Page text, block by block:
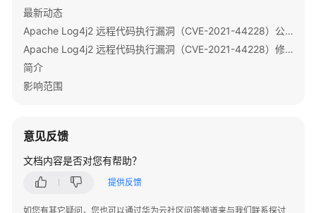
使
用
使
用
使
Iceberg（MRS
3.6.0.1
最新动态
Apache Log4j2 远程代码执行漏洞（CVE-2021-44228）公告
Apache Log4j2 远程代码执行漏洞（CVE-2021-44228）修复指导
简介
影响范围
意见反馈
文档内容是否对您有帮助？
提供反馈
如您有其它疑问，您也可以通过华为云社区问答频道来与我们联系探讨